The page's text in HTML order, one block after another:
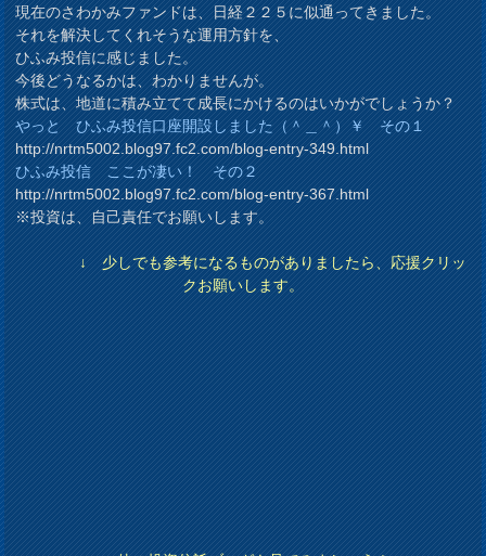
現在のさわかみファンドは、日経２２５に似通ってきました。
それを解決してくれそうな運用方針を、
ひふみ投信に感じました。
今後どうなるかは、わかりませんが。
株式は、地道に積み立てて成長にかけるのはいかがでしょうか？
やっと ひふみ投信口座開設しました（＾＿＾）￥ その１
http://nrtm5002.blog97.fc2.com/blog-entry-349.html
ひふみ投信 ここが凄い！ その２
http://nrtm5002.blog97.fc2.com/blog-entry-367.html
※投資は、自己責任でお願いします。
↓ 少しでも参考になるものがありましたら、応援クリッ
クお願いします。